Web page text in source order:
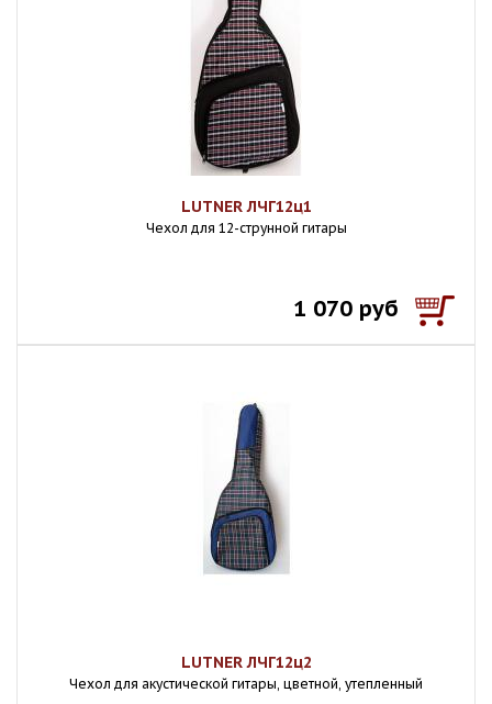
LUTNER ЛЧГ12ц1
Чехол для 12-струнной гитары
1 070 руб
LUTNER ЛЧГ12ц2
Чехол для акустической гитары, цветной, утепленный